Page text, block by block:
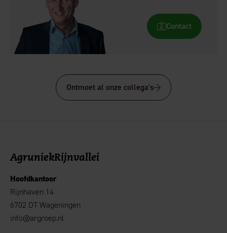
Contact
Ontmoet al onze collega's
AgruniekRijnvallei
Hoofdkantoor
Rijnhaven 14
6702 DT Wageningen
info@argroep.nl